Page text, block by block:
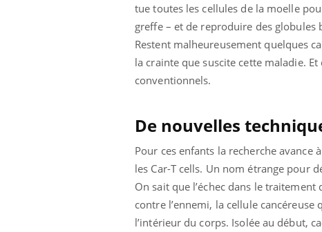
tue toutes les cellules de la moelle
greffe – et de reproduire des globules
Restent malheureusement quelques
la crainte que suscite cette maladie.
conventionnels.
De nouvelles
Pour ces enfants la recherche avance
les Car-T cells. Un nom étrange pour
On sait que l’échec dans le
contre l’ennemi, la cellule
l’intérieur du corps. Isolée au début,